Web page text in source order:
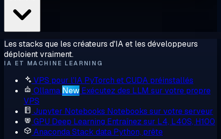
Les stacks que les créateurs d'IA et les développeurs
déploient vraiment.
IA ET MACHINE LEARNING
VPS pour l'IA PyTorch et CUDA préinstallés
Ollama New Exécutez des LLM sur votre propre
VPS
Jupyter Notebooks Notebooks sur votre serveur
GPU Deep Learning Entraînez sur L4, L40S, H100
AnacondaStack data Python, prête